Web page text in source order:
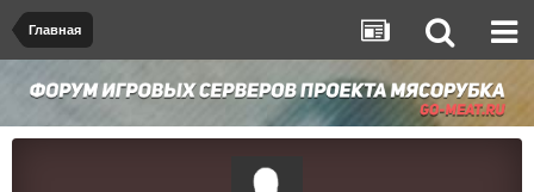
Главная